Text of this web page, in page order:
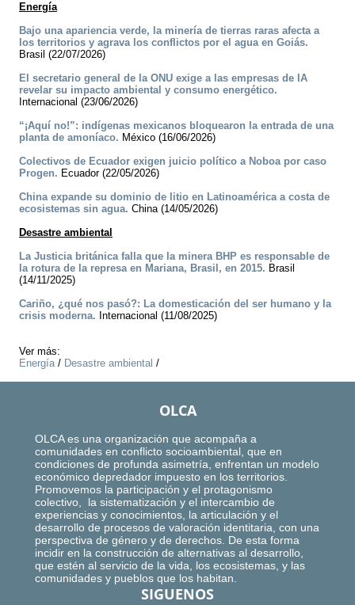
Energía
Bajo una apariencia verde, la minería de tierras raras afecta a
los territorios y agrava los conflictos por el agua en Goiás.
Brasil (22/07/2026)
El secretario general de la ONU exige a las empresas de IA
revelar su impacto ambiental y consumo energético.
Internacional (23/06/2026)
“¡Aquí no!”: indígenas mexicanos bloquearon la entrada de una
planta de amoníaco. México (16/06/2026)
Colectivos de Ecuador exigen juicio político a Noboa por caso
Progen. Ecuador (22/05/2026)
China expande su dominio de litio en Latinoamérica a costa de
ecosistemas sin agua. China (14/05/2026)
Desastre ambiental
La Justicia británica falla que la minera BHP es responsable de
la rotura de la represa en Mariana, Brasil, en 2015. Brasil
(14/11/2025)
Cariño, ¿qué nos pasó?: La domesticación del ser humano y la
crisis moderna. Internacional (11/08/2025)
Ver más:
Energía/ Desastre ambiental /
OLCA
OLCA es una organización que acompaña a
comunidades en conflicto socioambiental, que en
condiciones de profunda asimetría, enfrentan un modelo
económico depredador impuesto en los territorios.
Promovemos la participación y el protagonismo
colectivo, la sistematización y el intercambio de
experiencias y conocimientos, la articulación y el
desarrollo de procesos de valoración identitaria, con una
perspectiva de género y de derechos. De esta forma
incidir en la construcción de alternativas al desarrollo,
que estén al servicio de la vida, los ecosistemas, y las
comunidades y pueblos que los habitan.
SIGUENOS